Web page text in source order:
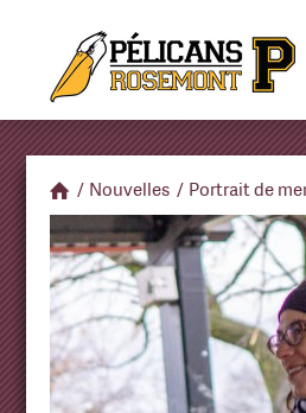
/ Nouvelles / Portrait de